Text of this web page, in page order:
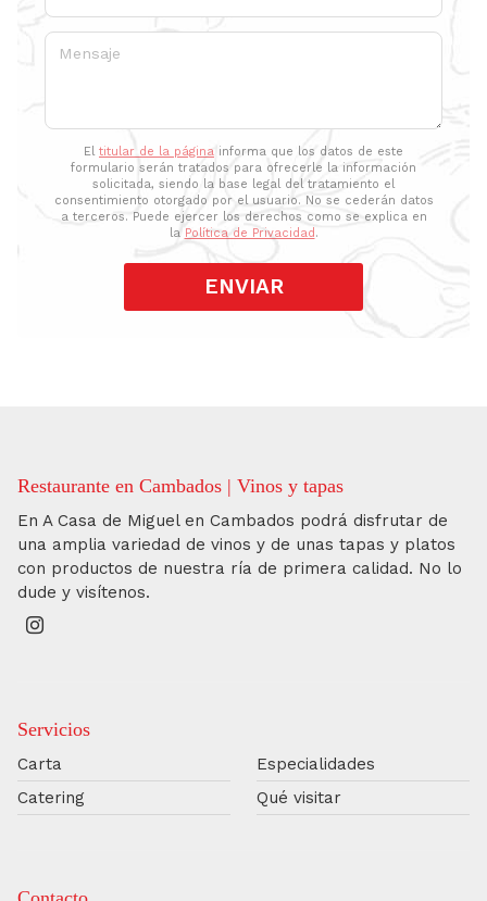
Mensaje
El titular de la página informa que los datos de este
formulario serán tratados para ofrecerle la información
solicitada, siendo la base legal del tratamiento el
consentimiento otorgado por el usuario. No se cederán datos
a terceros. Puede ejercer los derechos como se explica en
la Política de Privacidad .
Restaurante en Cambados | Vinos y tapas
En A Casa de Miguel en Cambados podrá disfrutar de
una amplia variedad de vinos y de unas tapas y platos
con productos de nuestra ría de primera calidad. No lo
dude y visítenos.
Servicios
Carta
Especialidades
Catering
Qué visitar